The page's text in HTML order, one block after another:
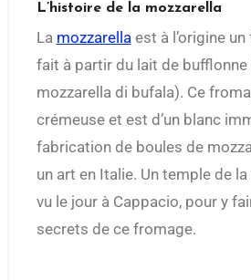
L’histoire de la mozzarella
La mozzarella est à l’origine
fait à partir du lait de bufflonne
mozzarella di bufala). Ce
crémeuse et est d’un blanc
fabrication de boules de
un art en Italie. Un temple de
vu le jour à Cappacio, pour y
secrets de ce fromage.